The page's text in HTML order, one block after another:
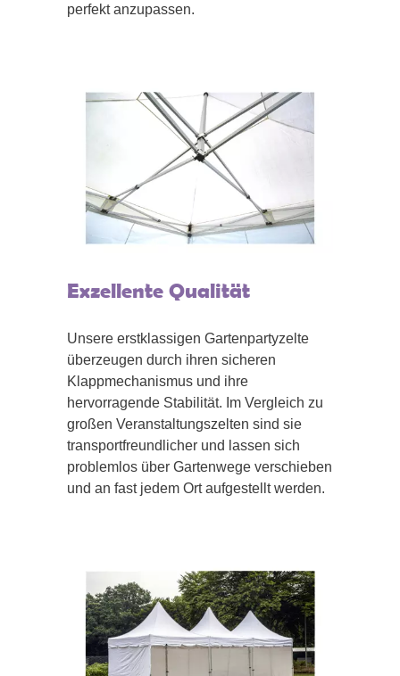
perfekt anzupassen.
Exzellente Qualität
Unsere erstklassigen Gartenpartyzelte
überzeugen durch ihren sicheren
Klappmechanismus und ihre
hervorragende Stabilität. Im Vergleich zu
großen Veranstaltungszelten sind sie
transportfreundlicher und lassen sich
problemlos über Gartenwege verschieben
und an fast jedem Ort aufgestellt werden.